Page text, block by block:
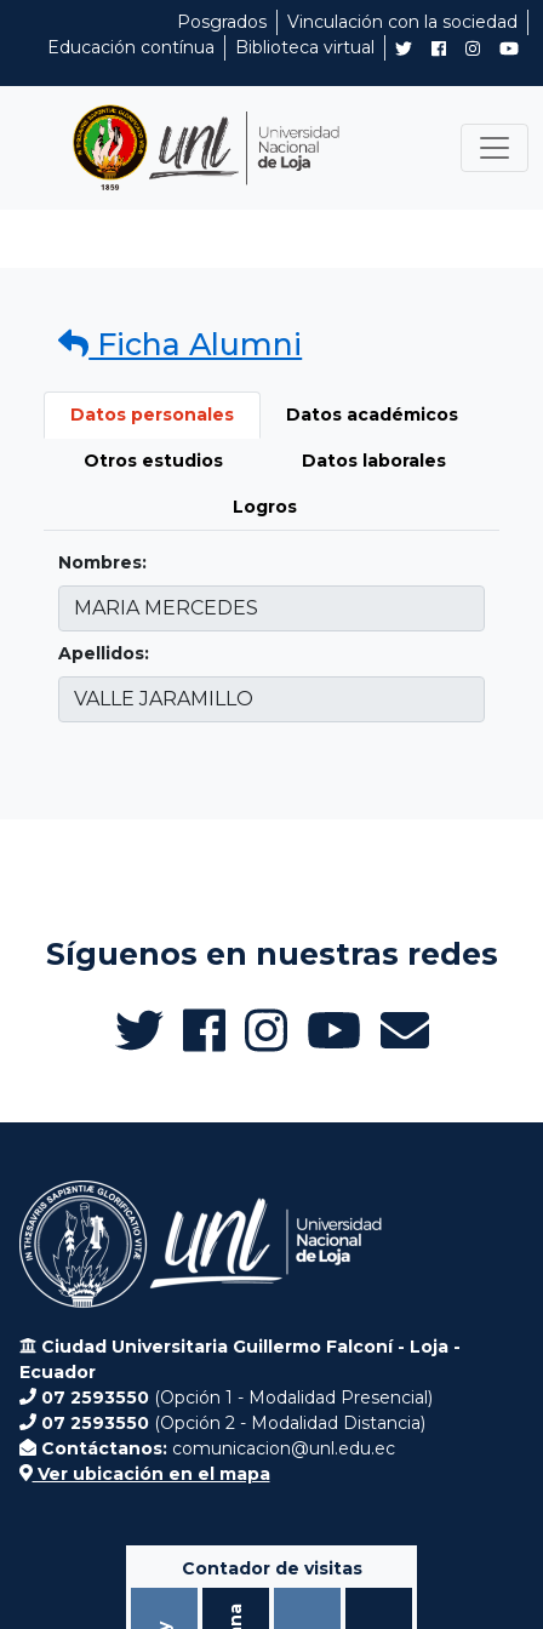
Posgrados
Vinculación con la sociedad
Educación contínua
Biblioteca virtual
Ficha Alumni
Datos personales Datos académicos
Otros estudios Datos laborales
Logros
Nombres:
Apellidos:
Síguenos en nuestras redes
Ciudad Universitaria Guillermo Falconí - Loja -
Ecuador
07 2593550 (Opción 1 - Modalidad Presencial)
07 2593550 (Opción 2 - Modalidad Distancia)
Contáctanos: comunicacion@unl.edu.ec
Ver ubicación en el mapa
Contador de visitas